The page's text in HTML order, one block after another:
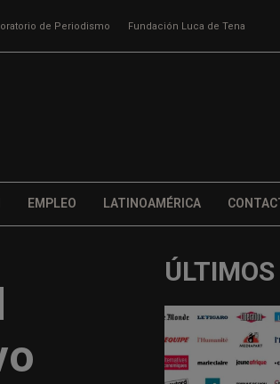
de Periodismo Fundación Luca de Tena
EMPLEO LATINOAMÉRICA